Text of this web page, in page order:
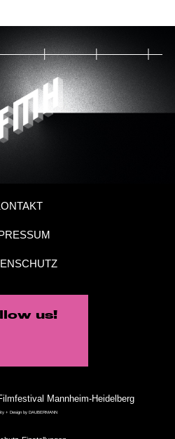
us!
Mannheim-Heidelberg
+ Design by DAUBERMANN